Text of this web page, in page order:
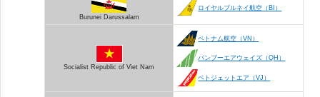
Burunei Darussalam
ロイヤルブルネイ航空（BI）
Socialist Republic of Viet Nam
ベトナム航空（VN）
バンブーエアウェイズ（QH）
ベトジェットエア（VJ）